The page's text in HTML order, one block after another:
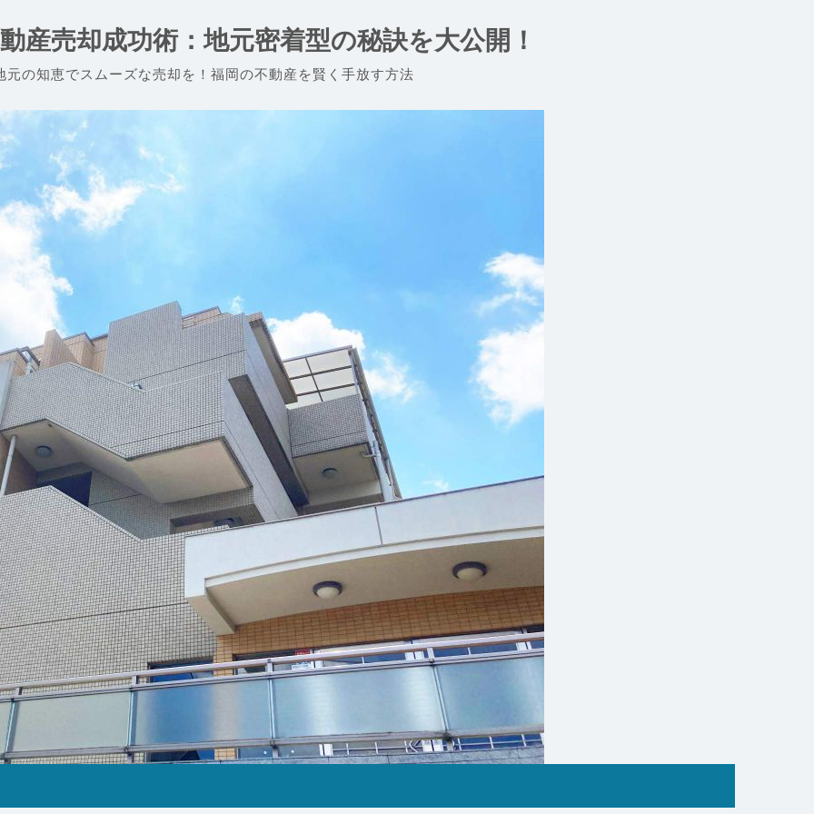
産売却成功術：地元密着型の秘訣を大公開！
元の知恵でスムーズな売却を！福岡の不動産を賢く手放す方法